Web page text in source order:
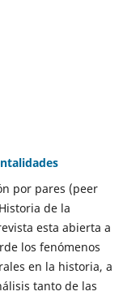
por pares (peer
de la
esta abierta a
los fenómenos
en la historia, a
tanto de las